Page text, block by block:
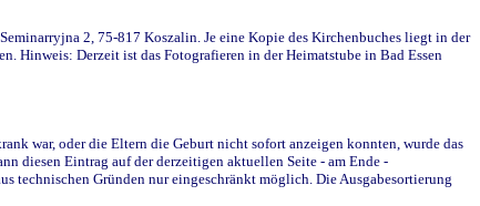
2, 75-817 Koszalin. Je eine Kopie des Kirchenbuches liegt in der
Hinweis: Derzeit ist das Fotografieren in der Heimatstube in Bad Essen
war, oder die Eltern die Geburt nicht sofort anzeigen konnten, wurde das
diesen Eintrag auf der derzeitigen aktuellen Seite - am Ende -
technischen Gründen nur eingeschränkt möglich. Die Ausgabesortierung